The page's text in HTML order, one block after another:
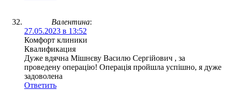
Валентина:
27.05.2023 в 13:52
Комфорт клиники
Квалификация
Дуже вдячна Мішнєву Василю Сергійович , за
проведену операцію! Операція пройшла успішно, я дуже
задоволена
Ответить